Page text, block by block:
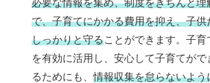
で、子育てにかかる費用を抑え、子供
しっかりと守ることができます。子
を有効に活用し、安心して子育てが
るためにも、情報収集を怠らないよう